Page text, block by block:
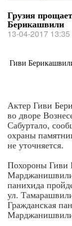
Грузия
Берикашвили
13-04-2017 13:35
Гиви
Актер Гиви
во дворе
Сабуртало,
охраны
не уточняется.
Похороны Гиви
панихида
ул.
Гражданская